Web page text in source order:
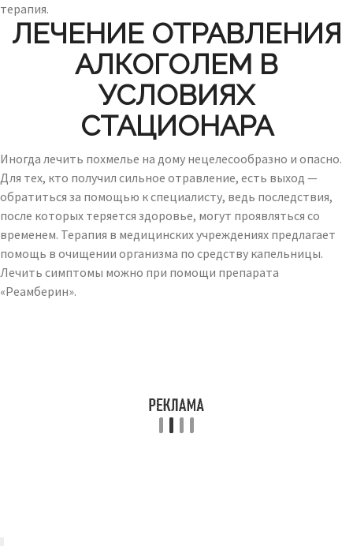
терапия.
ЛЕЧЕНИЕ ОТРАВЛЕНИЯ
АЛКОГОЛЕМ В
УСЛОВИЯХ
СТАЦИОНАРА
Иногда лечить похмелье на дому нецелесообразно и опасно.
Для тех, кто получил сильное отравление, есть выход —
обратиться за помощью к специалисту, ведь последствия,
после которых теряется здоровье, могут проявляться со
временем. Терапия в медицинских учреждениях предлагает
помощь в очищении организма по средству капельницы.
Лечить симптомы можно при помощи препарата
«Реамберин».